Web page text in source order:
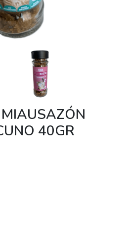
40GR